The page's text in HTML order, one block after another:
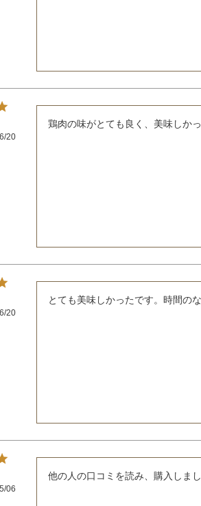
20
鶏肉の味がとても良く、美味しか
20
とても美味しかったです。時間の
06
他の人の口コミを読み、購入しま